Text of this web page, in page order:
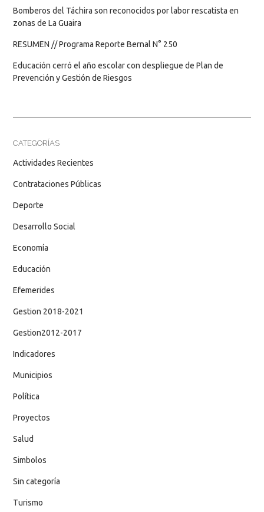
Bomberos del Táchira son reconocidos por labor rescatista en
zonas de La Guaira
RESUMEN // Programa Reporte Bernal N° 250
Educación cerró el año escolar con despliegue de Plan de
Prevención y Gestión de Riesgos
CATEGORÍAS
Actividades Recientes
Contrataciones Públicas
Deporte
Desarrollo Social
Economía
Educación
Efemerides
Gestion 2018-2021
Gestion2012-2017
Indicadores
Municipios
Política
Proyectos
Salud
Simbolos
Sin categoría
Turismo